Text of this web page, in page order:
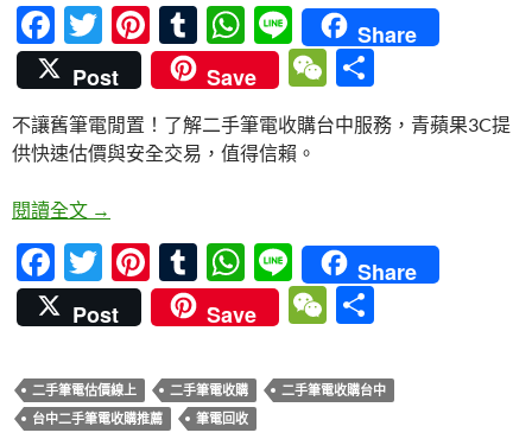
F
ac
e
b
o
o
k
T
w
itt
er
Pi
nt
er
es
t
T
u
m
bl
r
W
h
at
s
A
p
Li
n
e
Share
Post
Save
W
e
C
享
不讓舊筆電閒置！了解二手筆電收購台中服務，青蘋果3C提
供快速估價與安全交易，值得信賴。
閱讀全文 二手筆電收購台中，從估價到快速付款的完整心得
→
F
ac
e
b
o
T
w
itt
er
Pi
nt
er
es
t
T
u
m
bl
r
W
h
at
s
A
Li
n
e
Share
Post
Save
W
C
二手筆電估價線上 二手筆電收購
二手筆電收購台中
台中二手筆電收購推薦
筆電回收